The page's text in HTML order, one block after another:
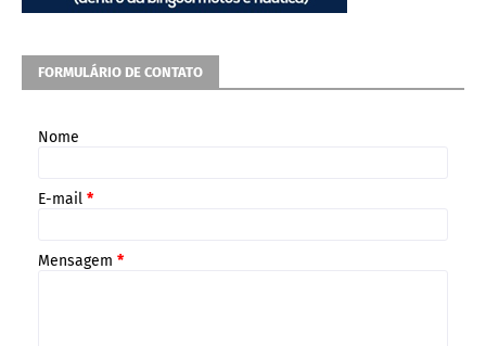
FORMULÁRIO DE CONTATO
Nome
E-mail *
Mensagem *